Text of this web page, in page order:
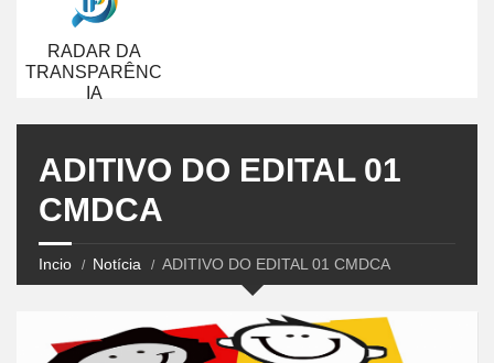
RADAR DA
TRANSPARÊNC
IA
ADITIVO DO EDITAL 01
CMDCA
Incio Notícia ADITIVO DO EDITAL 01 CMDCA